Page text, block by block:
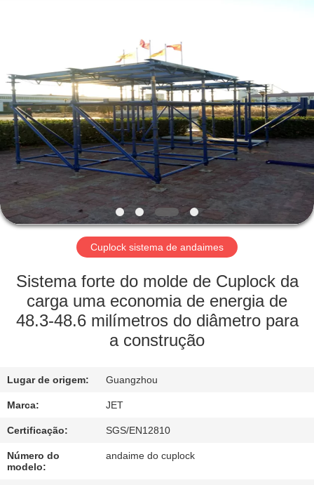
CASA
PRODUTOS
SOBRE
NÓS
TOUR
FÁBRICA
CONTROLE
ENTRE
EM
CONTATO
Rights
Reserved.
Cuplock sistema de andaimes
Sistema forte do molde de Cuplock da
carga uma economia de energia de
48.3-48.6 milímetros do diâmetro para
a construção
Lugar de origem: Guangzhou
Marca: JET
Certificação: SGS/EN12810
Número do
modelo:
andaime do cuplock